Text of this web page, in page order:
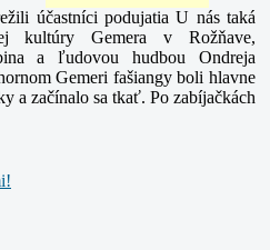
účastníci podujatia U nás taká
kultúry Gemera v Rožňave,
a ľudovou hudbou Ondreja
Gemeri fašiangy boli hlavne
a začínalo sa tkať. Po zabíjačkách